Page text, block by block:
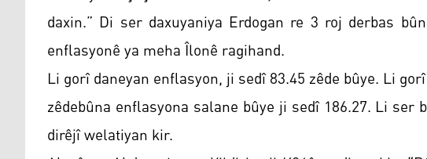
daxin.” Di ser daxuyaniya Erdogan re 3 roj derbas
enflasyonê ya meha Îlonê ragihand.
Li gorî daneyan enflasyon, ji sedî 83.45 zêde bûye. Li
zêdebûna enflasyona salane bûye ji sedî 186.27. Li
dirêjî welatiyan kir.